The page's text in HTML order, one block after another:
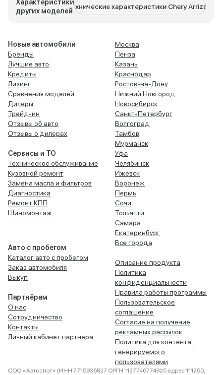
Характеристики
других моделей
Технические характеристики Chery Arrizo 8
Новые автомобили
Бренды
Лучшие авто
Кредиты
Лизинг
Сравнения моделей
Дилеры
Трейд-ин
Отзывы об авто
Отзывы о дилерах
Сервисы и ТО
Техническое обслуживание
Кузовной ремонт
Замена масла и фильтров
Диагностика
Ремонт КПП
Шиномонтаж
Авто с пробегом
Каталог авто с пробегом
Заказ автомобиля
Выкуп
Партнёрам
О нас
Сотрудничество
Контакты
Личный кабинет партнера
Москва
Пенза
Казань
Краснодар
Ростов-на-Дону
Нижний Новгород
Новосибирск
Санкт-Петербург
Волгоград
Тамбов
Мурманск
Уфа
Челябинск
Ижевск
Воронеж
Пермь
Сочи
Тольятти
Самара
Екатеринбург
Все города
Описание продукта
Политика
конфиденциальности
Правила работы программы
Пользовательское
соглашение
Согласие на получение
рекламных рассылок
Политика для контента,
генерируемого
пользователями
ООО «Автоспот» (ИНН 7715936827 ОРГН 1127746774825 адрес 111250,